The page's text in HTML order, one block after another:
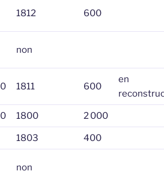
1812 600
non
1811 600
en
1800 2 000
1803 400
non